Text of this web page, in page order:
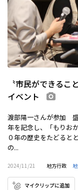
〝市民ができる
イベント
渡部陽一さんが参加
年を記念し、「もりお
０年の歴史をたどると
の...
2024/11/21 地方行政
マイクリップに追加